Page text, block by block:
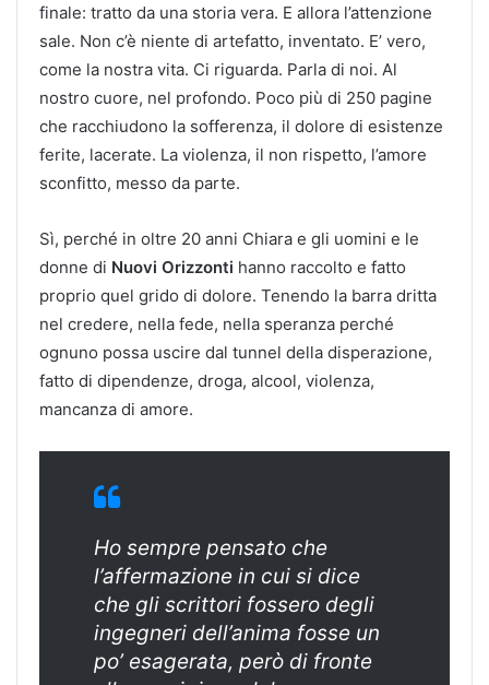
finale: tratto da una storia vera. E allora l’attenzione
sale. Non c’è niente di artefatto, inventato. E’ vero,
come la nostra vita. Ci riguarda. Parla di noi. Al
nostro cuore, nel profondo. Poco più di 250 pagine
che racchiudono la sofferenza, il dolore di esistenze
ferite, lacerate. La violenza, il non rispetto, l’amore
sconfitto, messo da parte.
Sì, perché in oltre 20 anni Chiara e gli uomini e le
donne di Nuovi Orizzonti hanno raccolto e fatto
proprio quel grido di dolore. Tenendo la barra dritta
nel credere, nella fede, nella speranza perché
ognuno possa uscire dal tunnel della disperazione,
fatto di dipendenze, droga, alcool, violenza,
mancanza di amore.
Ho sempre pensato che
l’affermazione in cui si dice
che gli scrittori fossero degli
ingegneri dell’anima fosse un
po’ esagerata, però di fronte